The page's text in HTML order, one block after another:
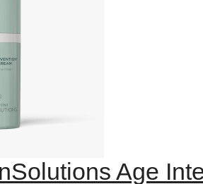
Age